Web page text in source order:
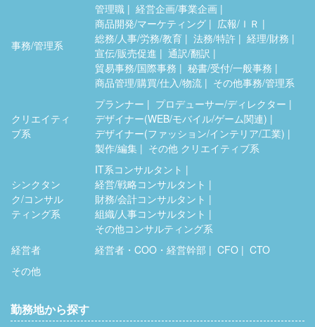
事務/管理系
管理職
経営企画/事業企画
商品開発/マーケティング
広報/ＩＲ
総務/人事/労務/教育
法務/特許
経理/財務
宣伝/販売促進
通訳/翻訳
貿易事務/国際事務
秘書/受付/一般事務
商品管理/購買/仕入/物流
その他事務/管理系
クリエイティ
ブ系
プランナー
プロデューサー/ディレクター
デザイナー(WEB/モバイル/ゲーム関連)
デザイナー(ファッション/インテリア/工業)
製作/編集
その他 クリエイティブ系
シンクタン
ク/コンサル
ティング系
IT系コンサルタント
経営/戦略コンサルタント
財務/会計コンサルタント
組織/人事コンサルタント
その他コンサルティング系
経営者
経営者・COO・経営幹部 CFO
CTO
その他
勤務地から探す